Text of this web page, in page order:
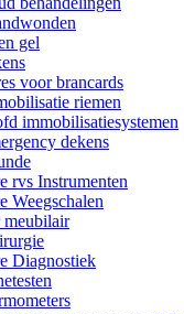
gel
voor brancards
riemen
immobilisatiesystemen
dekens
rvs Instrumenten
Weegschalen
meubilair
Diagnostiek